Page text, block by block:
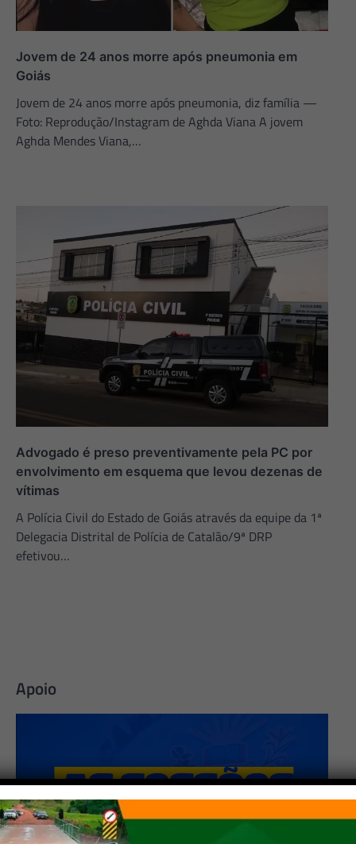
Jovem de 24 anos morre após pneumonia em
Goiás
Jovem de 24 anos morre após pneumonia, diz família —
Foto: Reprodução/Instagram de Aghda Viana A jovem
Aghda Mendes Viana,…
Advogado é preso preventivamente pela PC por
envolvimento em esquema que levou dezenas de
vítimas
A Polícia Civil do Estado de Goiás através da equipe da 1ª
Delegacia Distrital de Polícia de Catalão/9ª DRP
efetivou…
Apoio